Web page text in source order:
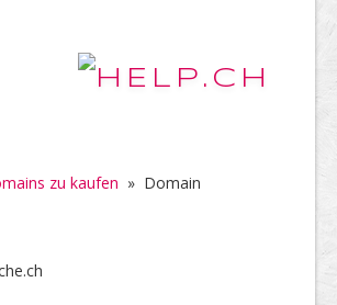
zu kaufen » Domain